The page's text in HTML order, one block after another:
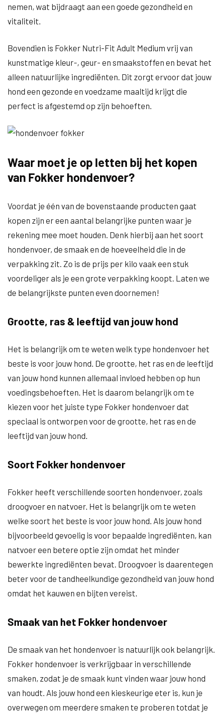
nemen, wat bijdraagt aan een goede gezondheid en
vitaliteit.
Bovendien is Fokker Nutri-Fit Adult Medium vrij van
kunstmatige kleur-, geur- en smaakstoffen en bevat het
alleen natuurlijke ingrediënten. Dit zorgt ervoor dat jouw
hond een gezonde en voedzame maaltijd krijgt die
perfect is afgestemd op zijn behoeften.
Waar moet je op letten bij het kopen
van Fokker hondenvoer?
Voordat je één van de bovenstaande producten gaat
kopen zijn er een aantal belangrijke punten waar je
rekening mee moet houden. Denk hierbij aan het soort
hondenvoer, de smaak en de hoeveelheid die in de
verpakking zit. Zo is de prijs per kilo vaak een stuk
voordeliger als je een grote verpakking koopt. Laten we
de belangrijkste punten even doornemen!
Grootte, ras & leeftijd van jouw hond
Het is belangrijk om te weten welk type hondenvoer het
beste is voor jouw hond. De grootte, het ras en de leeftijd
van jouw hond kunnen allemaal invloed hebben op hun
voedingsbehoeften. Het is daarom belangrijk om te
kiezen voor het juiste type Fokker hondenvoer dat
speciaal is ontworpen voor de grootte, het ras en de
leeftijd van jouw hond.
Soort Fokker hondenvoer
Fokker heeft verschillende soorten hondenvoer, zoals
droogvoer en natvoer. Het is belangrijk om te weten
welke soort het beste is voor jouw hond. Als jouw hond
bijvoorbeeld gevoelig is voor bepaalde ingrediënten, kan
natvoer een betere optie zijn omdat het minder
bewerkte ingrediënten bevat. Droogvoer is daarentegen
beter voor de tandheelkundige gezondheid van jouw hond
omdat het kauwen en bijten vereist.
Smaak van het Fokker hondenvoer
De smaak van het hondenvoer is natuurlijk ook belangrijk.
Fokker hondenvoer is verkrijgbaar in verschillende
smaken, zodat je de smaak kunt vinden waar jouw hond
van houdt. Als jouw hond een kieskeurige eter is, kun je
overwegen om meerdere smaken te proberen totdat je